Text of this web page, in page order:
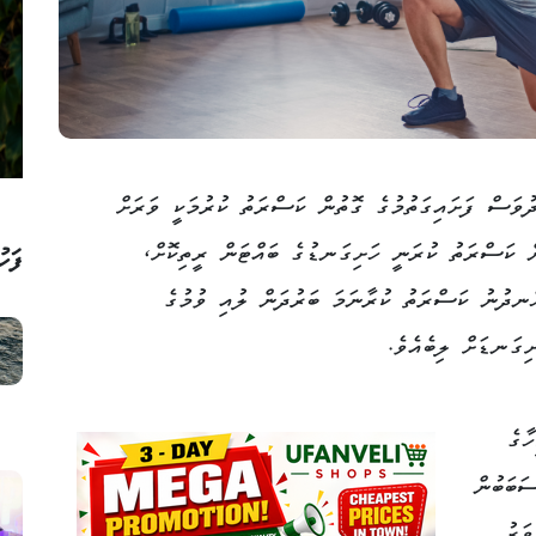
ފަށައިގަތުމުގެ ގޮތުން ކަސްރަތު ކުރުމަކީ ވަރަށް
ކަސްރަތު ކުރަނީ ހަށިގަނޑުގެ ބައްޓަން ރީތިކޮށް،
ކަސްރަތު ކުރާނަމަ ބަރުދަން ލުއި ވުމުގެ
ލިބެއެވެ.